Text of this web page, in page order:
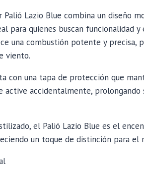
Palió Lazio Blue combina un diseño
para quienes buscan funcionalidad
una combustión potente y precisa,
viento.
con una tapa de protección que
active accidentalmente,
el Palió Lazio Blue es el
un toque de distinción para el